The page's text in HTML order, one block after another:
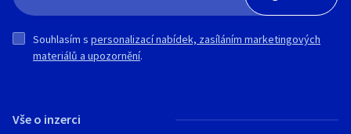
Vše o inzerci
Souhlasím s personalizací nabídek, zasíláním marketingových
materiálů a upozornění.